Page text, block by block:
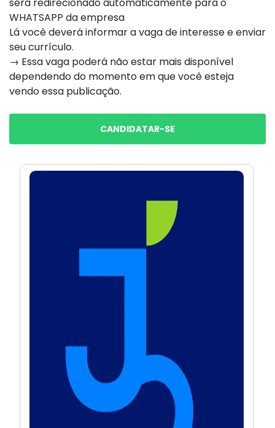
WHATSAPP da empresa
Lá você deverá informar a vaga de interesse e enviar
seu currículo.
→ Essa vaga poderá não estar mais disponível
dependendo do momento em que você esteja
vendo essa publicação.
CANDIDATAR-SE